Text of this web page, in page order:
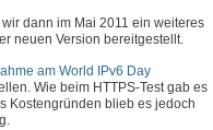
dann im Mai 2011 ein weiteres
neuen Version bereitgestellt.
am World IPv6 Day
Wie beim HTTPS-Test gab es
Kostengründen blieb es jedoch